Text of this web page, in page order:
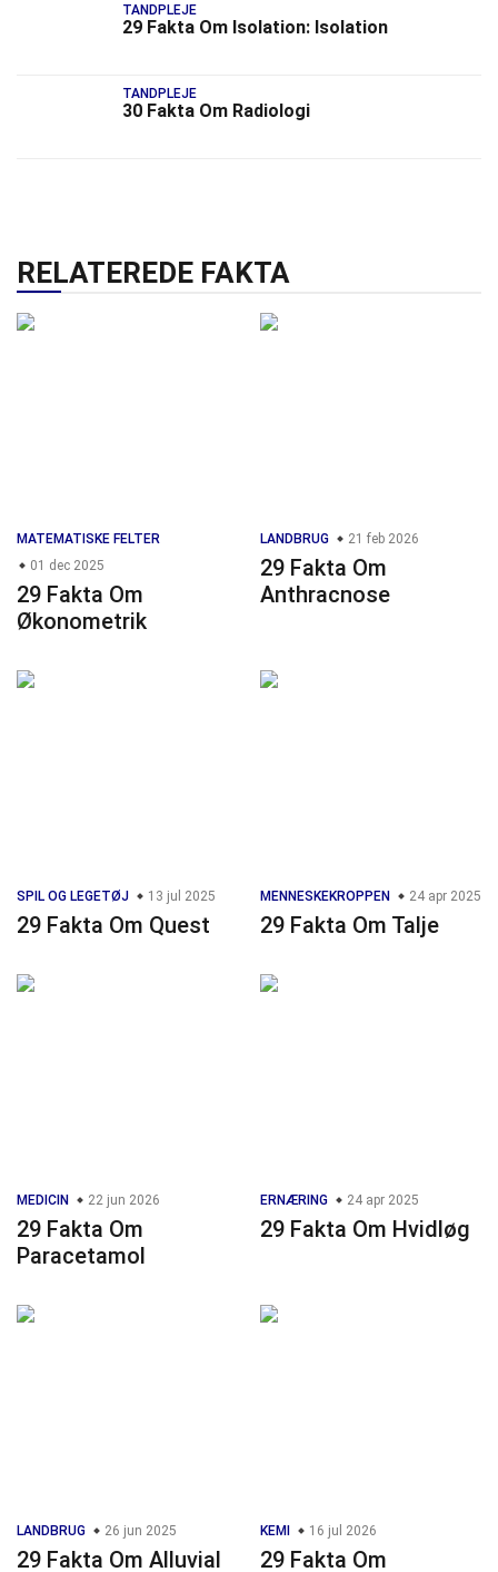
TANDPLEJE
29 Fakta Om Isolation: Isolation
TANDPLEJE
30 Fakta Om Radiologi
RELATEREDE FAKTA
MATEMATISKE FELTER
01 dec 2025
29 Fakta Om
Økonometrik
LANDBRUG 21 feb 2026
29 Fakta Om
Anthracnose
SPIL OG LEGETØJ 13 jul 2025
29 Fakta Om Quest
MENNESKEKROPPEN 24 apr 2025
29 Fakta Om Talje
MEDICIN 22 jun 2026
29 Fakta Om
Paracetamol
ERNÆRING 24 apr 2025
29 Fakta Om Hvidløg
LANDBRUG 26 jun 2025
29 Fakta Om Alluvial
KEMI 16 jul 2026
29 Fakta Om